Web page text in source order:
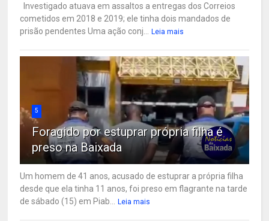
Investigado atuava em assaltos a entregas dos Correios
cometidos em 2018 e 2019; ele tinha dois mandados de
prisão pendentes Uma ação conj...
Leia mais
5
Foragido por estuprar própria filha é
preso na Baixada
Um homem de 41 anos, acusado de estuprar a própria filha
desde que ela tinha 11 anos, foi preso em flagrante na tarde
de sábado (15) em Piab...
Leia mais